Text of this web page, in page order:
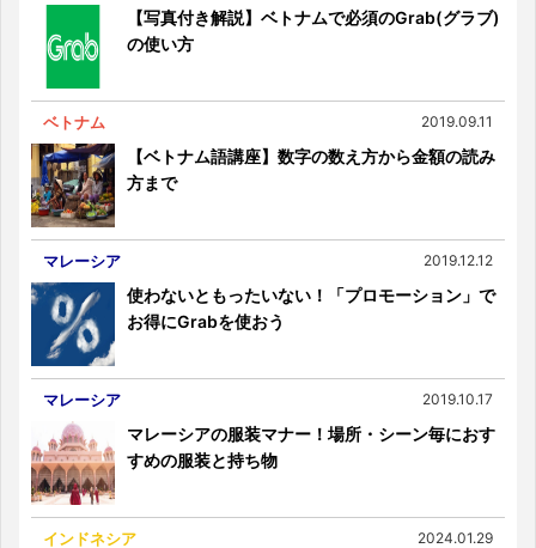
【写真付き解説】ベトナムで必須のGrab(グラブ)
の使い方
ベトナム 2019.09.11
【ベトナム語講座】数字の数え方から金額の読み
方まで
マレーシア 2019.12.12
使わないともったいない！「プロモーション」で
お得にGrabを使おう
マレーシア 2019.10.17
マレーシアの服装マナー！場所・シーン毎におす
すめの服装と持ち物
インドネシア 2024.01.29